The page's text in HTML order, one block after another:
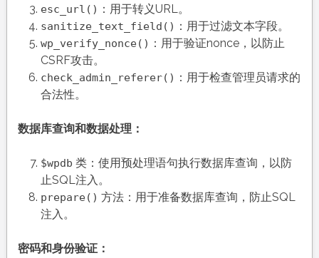
esc_url() ：用于转义URL。
sanitize_text_field() ：用于过滤文本字段。
wp_verify_nonce() ：用于验证nonce，以防止
CSRF攻击。
check_admin_referer() ：用于检查管理员请求的
合法性。
数据库查询和数据处理：
$wpdb 类：使用预处理语句执行数据库查询，以防
止SQL注入。
prepare() 方法：用于准备数据库查询，防止SQL
注入。
密码和身份验证：